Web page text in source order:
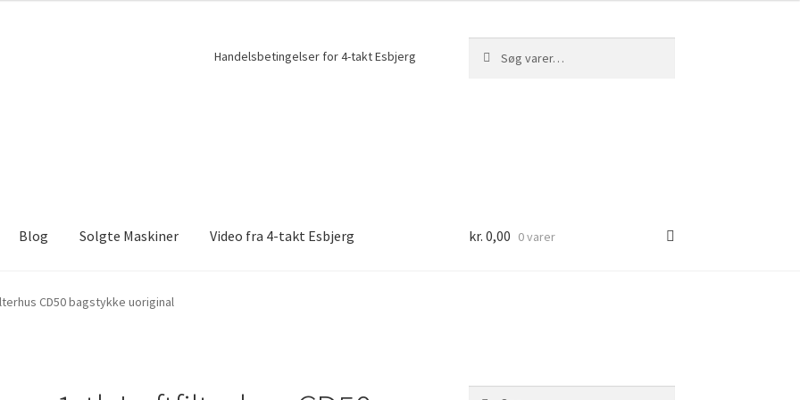
Handelsbetingelser for 4-takt Esbjerg
efter:
Blog Solgte Maskiner Video fra 4-takt Esbjerg kr. 0,00 0 varer
CD50 bagstykke uoriginal